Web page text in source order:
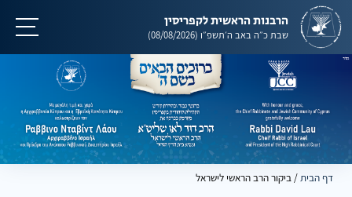
הרבנות הראשית לקפריסין
שבתכ״ה באב ה׳תשפ״ו (08/08/2026) תפריט
דף הבית/ביקור הרב הראשי לישראל